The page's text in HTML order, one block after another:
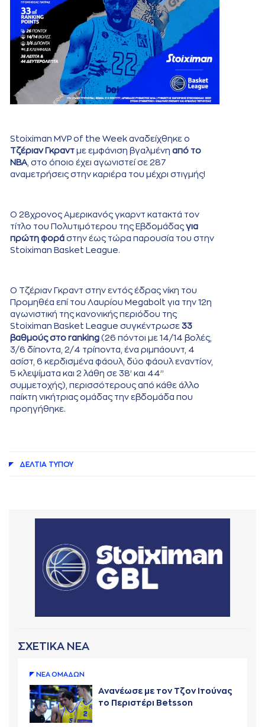
Stoiximan MVP of the Week αναδείχθηκε ο
Τζέριαν Γκραντ με εμφάνιση βγαλμένη από το
NBA , στο όποιο έχει αγωνιστεί σε 287
αναμετρήσεις στην καριέρα του μέχρι στιγμής!
Ο 28χρονος Αμερικανός γκαρντ κατακτά τον
τίτλο του Πολυτιμότερου της Εβδομάδας για
πρώτη φορά στην έως τώρα παρουσία του στην
Stoiximan Basket League.
Ο Τζέριαν Γκραντ στην εντός έδρας νίκη του
Προμηθέα επί του Λαυρίου Megabolt για την 12η
αγωνιστική της κανονικής περιόδου της
Stoiximan Basket League συγκέντρωσε 33
βαθμούς στο ranking (26 πόντοι με 14/14 βολές,
3/6 δίποντα, 2/4 τρίποντα, ένα ριμπάουντ, 4
ασίστ, 6 κερδισμένα φάουλ, δύο φάουλ εναντίον,
5 κλεψίματα και 2 λάθη σε 38’ και 44’’
συμμετοχής), περισσότερους από κάθε άλλο
παίκτη νικήτριας ομάδας την εβδομάδα που
προηγήθηκε.
ΔΕΛΤΙA ΤΥΠΟΥ
ΣΧΕΤΙΚΑ ΝΕΑ
ΝΕA ΟΜAΔΩΝ
Ανανέωσε με τον Τζον Ιτούνας
το Περιστέρι Betsson